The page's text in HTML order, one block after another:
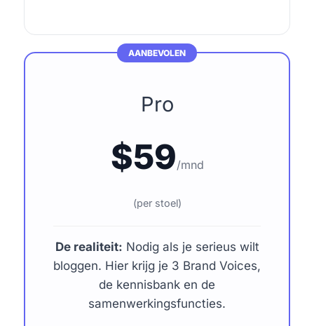
AANBEVOLEN
Pro
$59/mnd
(per stoel)
De realiteit: Nodig als je serieus wilt
bloggen. Hier krijg je 3 Brand Voices,
de kennisbank en de
samenwerkingsfuncties.